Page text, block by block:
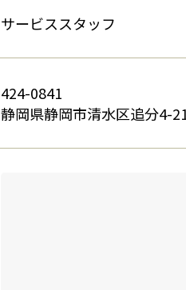
サービススタッフ
424-0841
静岡県静岡市清水区追分4-